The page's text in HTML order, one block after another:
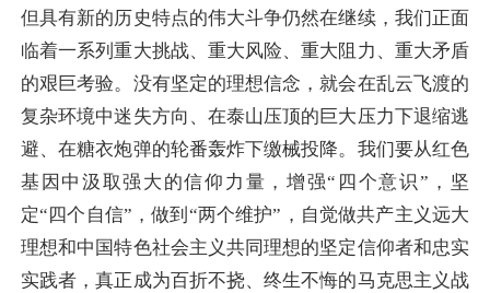
但具有新的历史特点的伟大斗争仍然在继续，我们正面
临着一系列重大挑战、重大风险、重大阻力、重大矛盾
的艰巨考验。没有坚定的理想信念，就会在乱云飞渡的
复杂环境中迷失方向、在泰山压顶的巨大压力下退缩逃
避、在糖衣炮弹的轮番轰炸下缴械投降。我们要从红色
基因中汲取强大的信仰力量，增强“四个意识”，坚
定“四个自信”，做到“两个维护”，自觉做共产主义远大
理想和中国特色社会主义共同理想的坚定信仰者和忠实
实践者，真正成为百折不挠、终生不悔的马克思主义战